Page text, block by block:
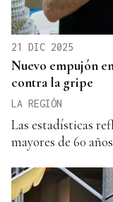
21 DIC 2025
Nuevo empujón
contra la gripe
LA REGIÓN
Las estadísticas
mayores de 60